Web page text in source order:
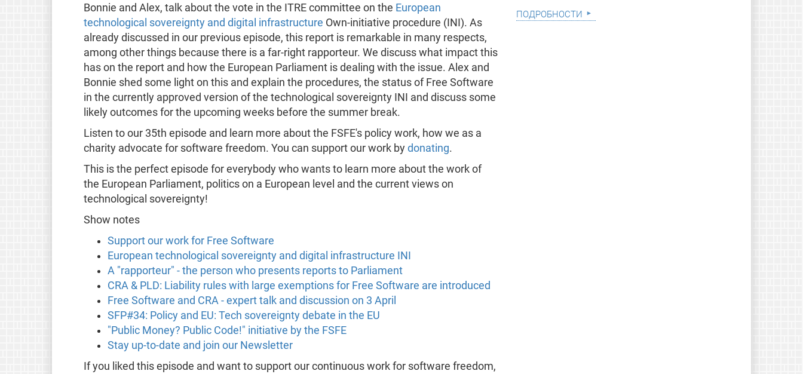
Bonnie and Alex, talk about the vote in the ITRE committee on the European
technological sovereignty and digital infrastructure Own-initiative procedure (INI). As
already discussed in our previous episode, this report is remarkable in many respects,
among other things because there is a far-right rapporteur. We discuss what impact this
has on the report and how the European Parliament is dealing with the issue. Alex and
Bonnie shed some light on this and explain the procedures, the status of Free Software
in the currently approved version of the technological sovereignty INI and discuss some
likely outcomes for the upcoming weeks before the summer break.
Listen to our 35th episode and learn more about the FSFE's policy work, how we as a
charity advocate for software freedom. You can support our work by donating.
This is the perfect episode for everybody who wants to learn more about the work of
the European Parliament, politics on a European level and the current views on
technological sovereignty!
Show notes
Support our work for Free Software
European technological sovereignty and digital infrastructure INI
A "rapporteur" - the person who presents reports to Parliament
CRA & PLD: Liability rules with large exemptions for Free Software are introduced
Free Software and CRA - expert talk and discussion on 3 April
SFP#34: Policy and EU: Tech sovereignty debate in the EU
"Public Money? Public Code!" initiative by the FSFE
Stay up-to-date and join our Newsletter
If you liked this episode and want to support our continuous work for software freedom,
подробности